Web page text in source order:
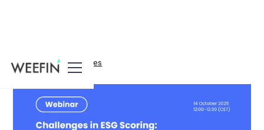
Toutes nos ressources